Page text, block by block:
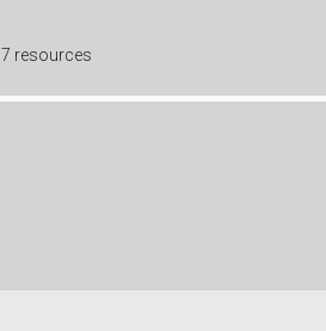
7 resources